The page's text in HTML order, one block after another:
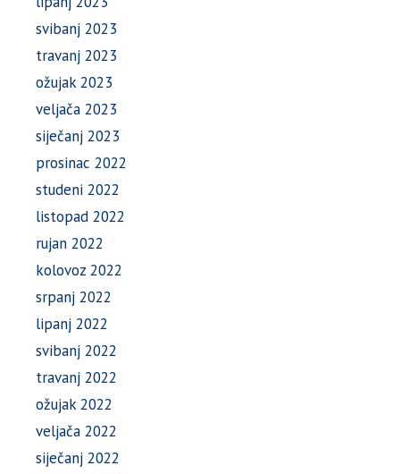
svibanj 2023
travanj 2023
ožujak 2023
veljača 2023
siječanj 2023
prosinac 2022
studeni 2022
listopad 2022
rujan 2022
kolovoz 2022
srpanj 2022
lipanj 2022
svibanj 2022
travanj 2022
ožujak 2022
veljača 2022
siječanj 2022